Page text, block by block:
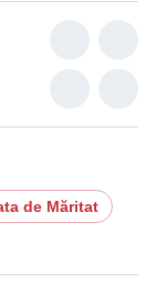
de Măritat